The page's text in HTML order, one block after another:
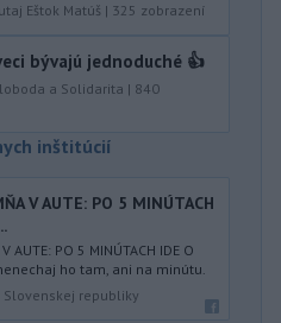
Eštok Matúš | 325 zobrazení
bývajú jednoduché 👍
a Solidarita | 840
inštitúcií
V AUTE: PO 5 MINÚTACH
AUTE: PO 5 MINÚTACH IDE O
ho tam, ani na minútu.
republiky